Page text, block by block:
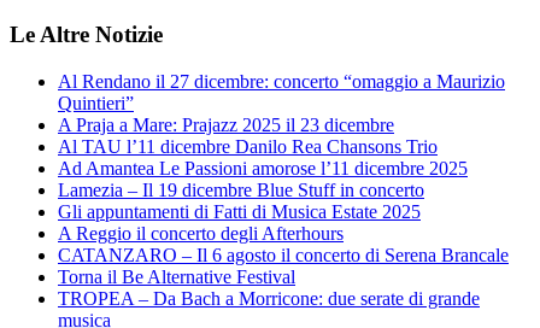
Le Altre Notizie
Al Rendano il 27 dicembre: concerto “omaggio a Maurizio
Quintieri”
A Praja a Mare: Prajazz 2025 il 23 dicembre
Al TAU l’11 dicembre Danilo Rea Chansons Trio
Ad Amantea Le Passioni amorose l’11 dicembre 2025
Lamezia – Il 19 dicembre Blue Stuff in concerto
Gli appuntamenti di Fatti di Musica Estate 2025
A Reggio il concerto degli Afterhours
CATANZARO – Il 6 agosto il concerto di Serena Brancale
Torna il Be Alternative Festival
TROPEA – Da Bach a Morricone: due serate di grande
musica